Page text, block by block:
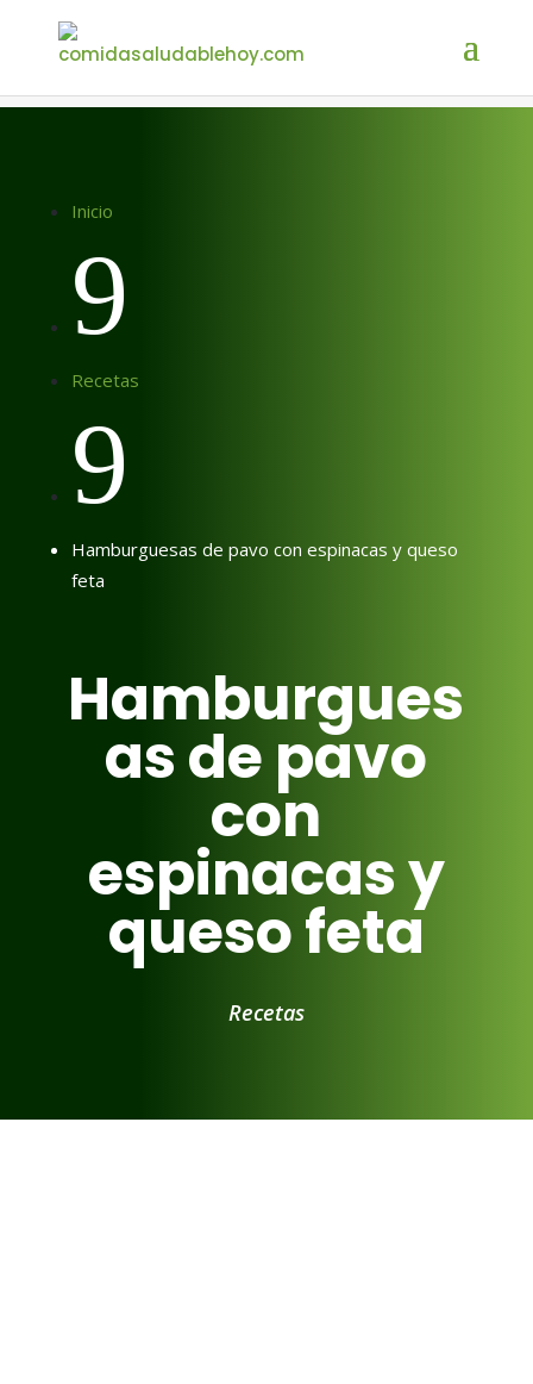
Inicio
9
Recetas
9
Hamburguesas de pavo con espinacas y queso
feta
Hamburgues
as de pavo
con
espinacas y
queso feta
Recetas